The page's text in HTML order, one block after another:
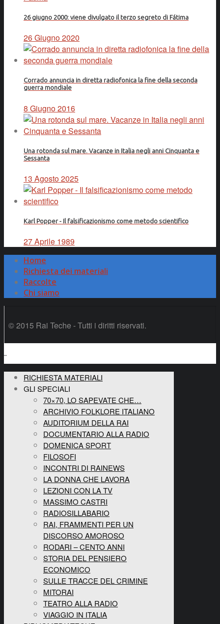
26 giugno 2000: viene divulgato il terzo segreto di Fátima
26 Giugno 2020
Corrado annuncia in diretta radiofonica la fine della seconda
guerra mondiale
8 Giugno 2016
Una rotonda sul mare. Vacanze in Italia negli anni Cinquanta e
Sessanta
13 Agosto 2025
Karl Popper - Il falsificazionismo come metodo scientifico
27 Aprile 1989
Home
Richiesta dei materiali
Raccolte
Chi siamo
© 2015 Rai Teche - Tutti i diritti riservati.
RICHIESTA MATERIALI
GLI SPECIALI
70×70, LO SAPEVATE CHE…
ARCHIVIO FOLKLORE ITALIANO
AUDITORIUM DELLA RAI
DOCUMENTARIO ALLA RADIO
DOMENICA SPORT
FILOSOFI
INCONTRI DI RAINEWS
LA DONNA CHE LAVORA
LEZIONI CON LA TV
MASSIMO CASTRI
RADIOSILLABARIO
RAI, FRAMMENTI PER UN
DISCORSO AMOROSO
RODARI – CENTO ANNI
STORIA DEL PENSIERO
ECONOMICO
SULLE TRACCE DEL CRIMINE
MITORAI
TEATRO ALLA RADIO
VIAGGIO IN ITALIA